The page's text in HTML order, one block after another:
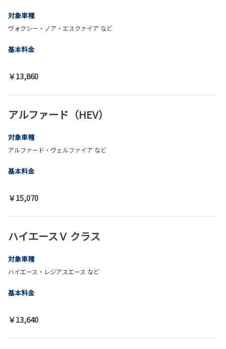
対象車種
ヴォクシー・ノア・エスクァイア など
基本料金
￥13,860
アルファード（HEV）
対象車種
アルファード・ヴェルファイア など
基本料金
￥15,070
ハイエースＶ クラス
対象車種
ハイエース・レジアスエース など
基本料金
￥13,640